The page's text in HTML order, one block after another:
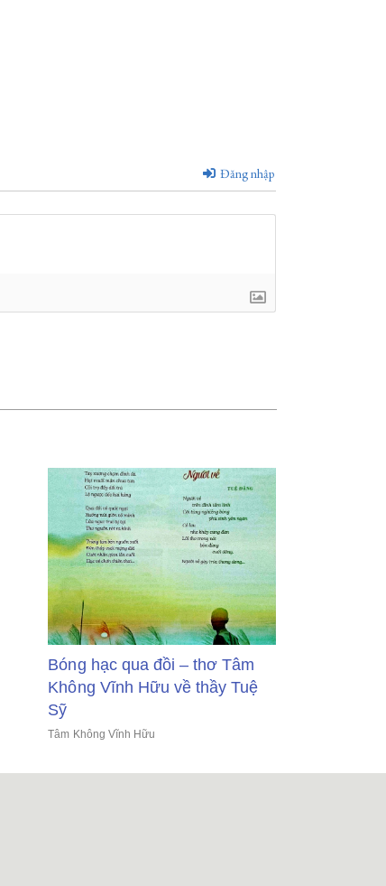
Đăng nhập
Bóng hạc qua đồi – thơ Tâm
Không Vĩnh Hữu về thầy Tuệ
Sỹ
Tâm Không Vĩnh Hữu